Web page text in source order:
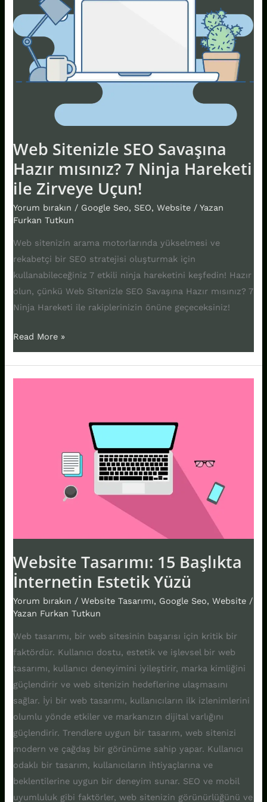
Web Sitenizle SEO Savaşına
Hazır mısınız? 7 Ninja Hareketi
ile Zirveye Uçun!
Yorum bırakın / Google Seo, SEO,Website / Yazan
Furkan Tutkun
Web sitenizin arama motorlarında yükselmesi ve
rekabetçi bir SEO stratejisi oluşturmak için
kullanabileceğiniz 7 etkili ninja hareketini keşfedin! Hazır
olun, çünkü Web Sitenizle SEO Savaşına Hazır mısınız? 7
Ninja Hareketi ile rakiplerinizin önüne geçeceksiniz!
mısınız?
7
Ninja
Hareketi
Read More »
Website Tasarımı: 15 Başlıkta
İnternetin Estetik Yüzü
Yorum bırakın /Website Tasarımı, Google Seo,Website /
Yazan Furkan Tutkun
Web tasarımı, bir web sitesinin başarısı için kritik bir
faktördür. Kullanıcı dostu, estetik ve işlevsel bir web
tasarımı, kullanıcı deneyimini iyileştirir, marka kimliğini
güçlendirir ve web sitenizin hedeflerine ulaşmasını
sağlar. İyi bir web tasarımı, kullanıcıların ilk izlenimlerini
olumlu yönde etkiler ve markanızın dijital varlığını
güçlendirir. Trendlere uygun bir tasarım, web sitenizi
modern ve çağdaş bir görünüme sahip yapar. Kullanıcı
odaklı bir tasarım, kullanıcıların ihtiyaçlarına ve
beklentilerine uygun bir deneyim sunar. SEO ve mobil
uyumluluk gibi faktörler, web sitenizin görünürlüğünü ve